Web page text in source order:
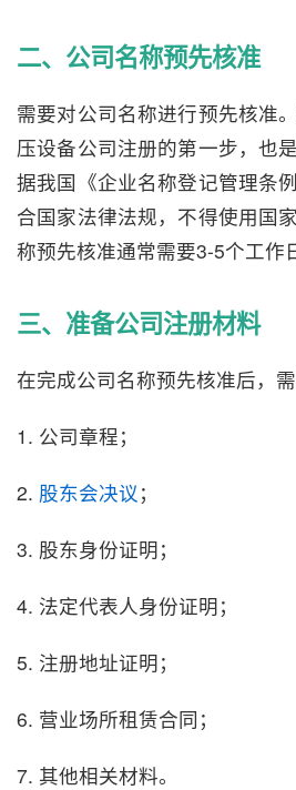
二、公司名称预先核准
需要对公司名称进行预先核准
压设备公司注册的第一步，也
据我国《企业名称登记管理条
合国家法律法规，不得使用国
称预先核准通常需要3-5个工作
三、准备公司注册材料
在完成公司名称预先核准后，需
1. 公司章程；
2. 股东会决议 ；
3. 股东身份证明；
4. 法定代表人身份证明；
5. 注册地址证明；
6. 营业场所租赁合同；
7. 其他相关材料。